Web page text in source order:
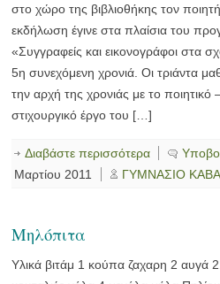
στο χώρο της βιβλιοθήκης τον
εκδήλωση έγινε στα πλαίσια του
«Συγγραφείς και εικονογράφοι στα
5η συνεχόμενη χρονιά. Οι τριάντα
την αρχή της χρονιάς με το ποιητικό
στιχουργικό έργο του […]
Διαβάστε περισσότερα
Μαρτίου 2011
ΓΥΜΝΑΣΙΟ
Mηλόπιτα
Υλικά βιτάμ 1 κούπα ζαχαρη 2 αυγά